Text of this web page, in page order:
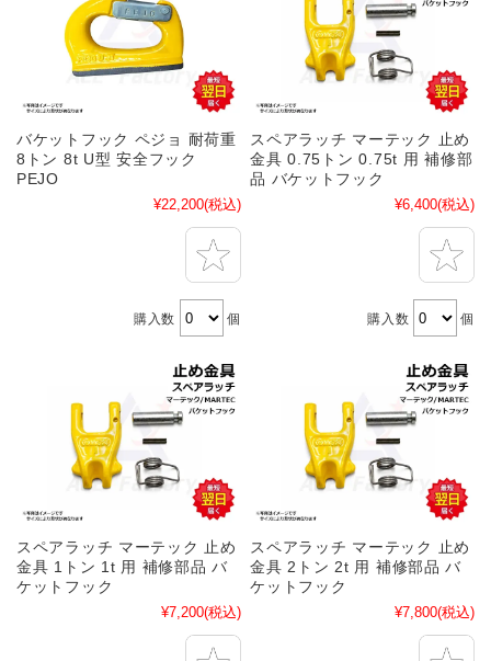
バケットフック ペジョ 耐荷重
8トン 8t U型 安全フック
PEJO
¥22,200(税込)
購入数 個
スペアラッチ マーテック 止め
金具 0.75トン 0.75t 用 補修部
品 バケットフック
¥6,400(税込)
購入数 個
スペアラッチ マーテック 止め
金具 1トン 1t 用 補修部品 バ
ケットフック
¥7,200(税込)
スペアラッチ マーテック 止め
金具 2トン 2t 用 補修部品 バ
ケットフック
¥7,800(税込)